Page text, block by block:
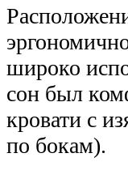
широко
сон был
кровати с
по бокам).